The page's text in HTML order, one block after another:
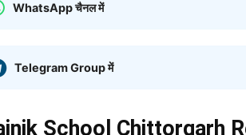
WhatsApp चैनल में
Telegram Group में
School Chittorgarh